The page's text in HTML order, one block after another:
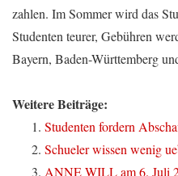
zahlen. Im Sommer wird das
Studenten teurer, Gebühren
Bayern, Baden-Württemberg
Weitere Beiträge:
Studenten fordern
Schueler wissen wenig
ANNE WILL am 6. Juli